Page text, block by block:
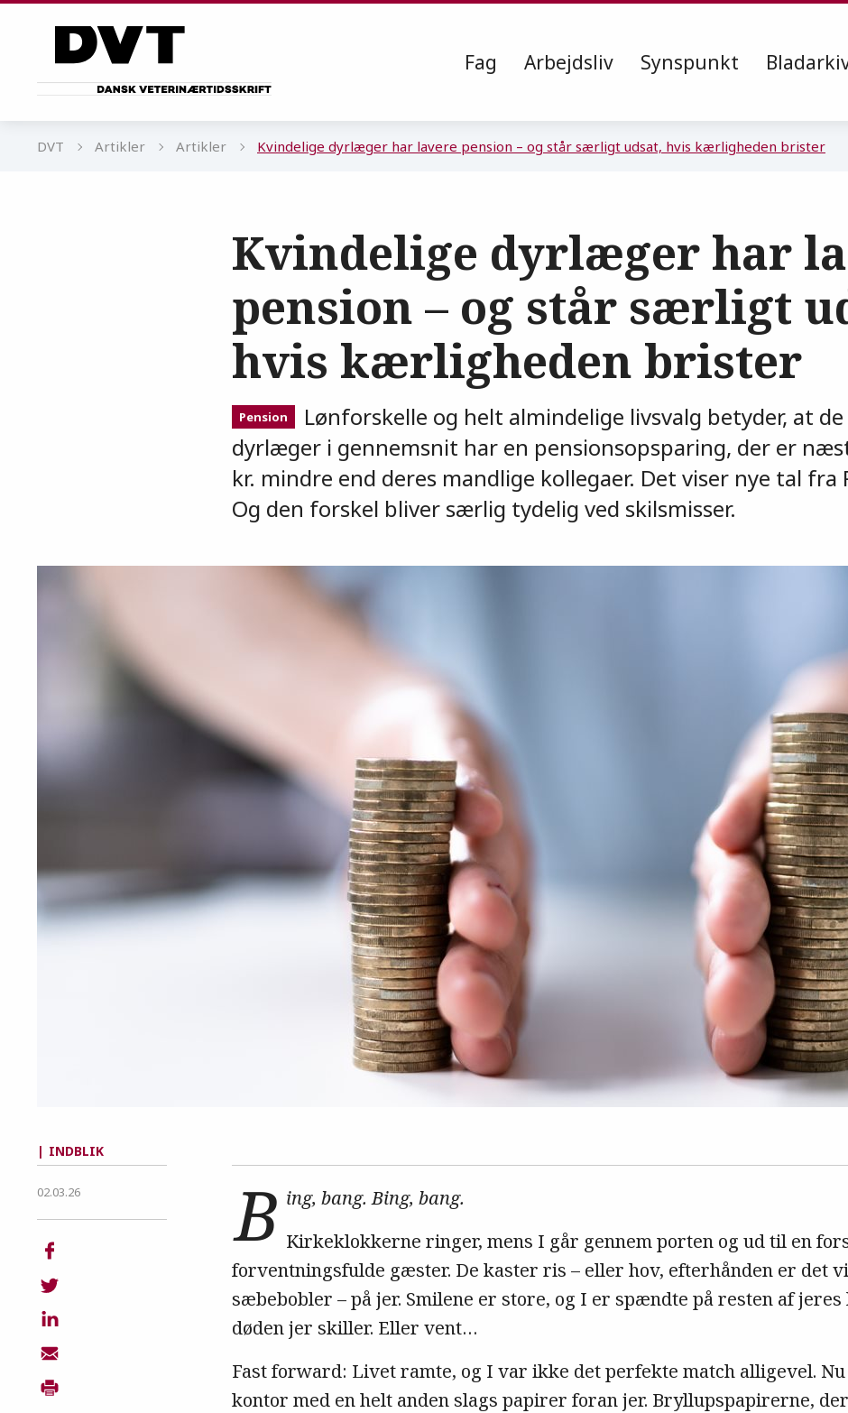
Fag Arbejdsliv Synspunkt
DVT Artikler Artikler Kvindelige dyrlæger har lavere pension – og står særligt udsat, hvis kærligheden brister
Kvindelige dyrlæger har
pension – og står særligt
hvis kærligheden brister
Pension
Lønforskelle og helt almindelige livsvalg betyder, at
dyrlæger i gennemsnit har en pensionsopsparing, der er
kr. mindre end deres mandlige kollegaer. Det viser nye tal fra
Og den forskel bliver særlig tydelig ved skilsmisser.
INDBLIK
02.03.26 B ing, bang. Bing, bang.
Kirkeklokkerne ringer, mens I går gennem porten og ud til en
forventningsfulde gæster. De kaster ris – eller hov, efterhånden er det
sæbebobler – på jer. Smilene er store, og I er spændte på resten af
døden jer skiller. Eller vent…
Fast forward: Livet ramte, og I var ikke det perfekte match alligevel.
kontor med en helt anden slags papirer foran jer. Bryllupspapirerne,